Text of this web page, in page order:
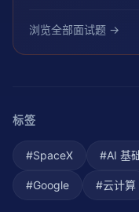
是否有明确的实体关系
浏览全部面试题 →
标签
#SpaceX #AI 基
#Google #云计算